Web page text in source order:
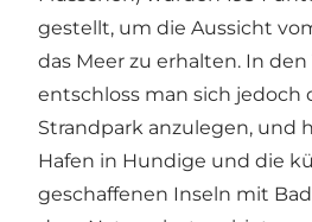
gestellt, um die Aussicht
das Meer zu erhalten. In den
entschloss man sich jedoch
Strandpark anzulegen, und
Hafen in Hundige und die
geschaffenen Inseln mit